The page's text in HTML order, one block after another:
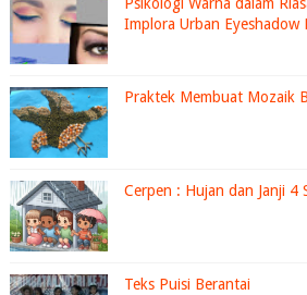
Psikologi Warna dalam
Implora Urban Eyeshadow
Praktek Membuat Mozaik
Cerpen : Hujan dan Janji 4
Teks Puisi Berantai